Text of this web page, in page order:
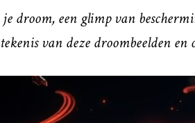
droom, een glimp van
van deze droombeelden